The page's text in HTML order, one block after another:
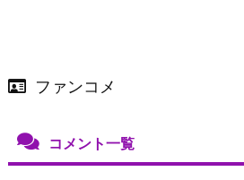
ファンコメ
コメント一覧